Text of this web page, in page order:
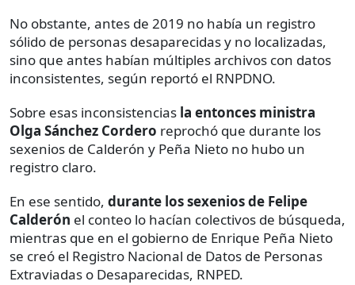
No obstante, antes de 2019 no había un registro
sólido de personas desaparecidas y no localizadas,
sino que antes habían múltiples archivos con datos
inconsistentes, según reportó el RNPDNO.
Sobre esas inconsistencias la entonces ministra
Olga Sánchez Cordero reprochó que durante los
sexenios de Calderón y Peña Nieto no hubo un
registro claro.
En ese sentido, durante los sexenios de Felipe
Calderón el conteo lo hacían colectivos de búsqueda,
mientras que en el gobierno de Enrique Peña Nieto
se creó el Registro Nacional de Datos de Personas
Extraviadas o Desaparecidas, RNPED.